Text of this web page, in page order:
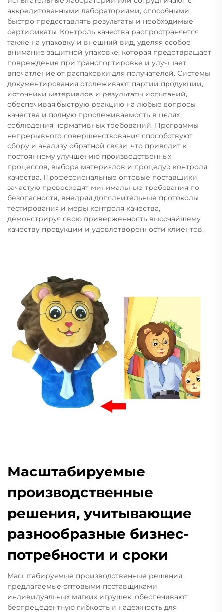
аккредитованными лабораториями, способными
быстро предоставлять результаты и необходимые
сертификаты. Контроль качества распространяется
также на упаковку и внешний вид, уделяя особое
внимание защитной упаковке, которая предотвращает
повреждение при транспортировке и улучшает
впечатление от распаковки для получателей. Системы
документирования отслеживают партии продукции,
источники материалов и результаты испытаний,
обеспечивая быструю реакцию на любые вопросы
качества и полную прослеживаемость в целях
соблюдения нормативных требований. Программы
непрерывного совершенствования способствуют
сбору и анализу обратной связи, что приводит к
постоянному улучшению производственных
процессов, выбора материалов и процедур контроля
качества. Профессиональные оптовые поставщики
зачастую превосходят минимальные требования по
безопасности, внедряя дополнительные протоколы
тестирования и меры контроля качества,
демонстрируя свою приверженность высочайшему
качеству продукции и удовлетворённости клиентов.
Масштабируемые
производственные
решения, учитывающие
разнообразные бизнес-
потребности и сроки
Масштабируемые производственные решения,
предлагаемые оптовыми поставщиками
индивидуальных мягких игрушек, обеспечивают
беспрецедентную гибкость и надежность для